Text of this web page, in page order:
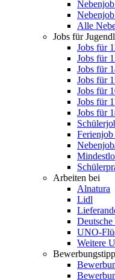
Alle
Jobs für
Jobs für
Jobs für
Jobs für
Jobs für
Jobs für
Jobs für
Jobs für
Arbeiten bei
Alnatura
Lidl
UNO-
Weitere